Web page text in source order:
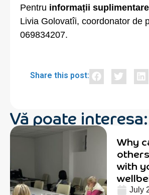
Pentru informații suplimentare
Livia Golovatîi, coordonator de
069834207.
Share this post:
Vă poate interesa:
Why
with
July